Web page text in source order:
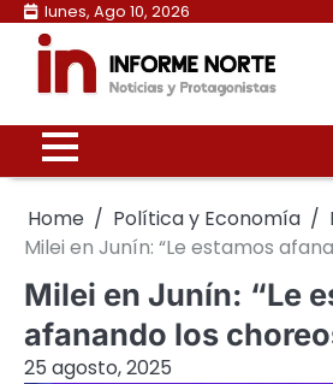
Skip
content
lunes, Ago 10, 2026
Home Política y Economía
Milei en Junín: “Le estamos
Milei en Junín: “Le
afanando los
25 agosto, 2025